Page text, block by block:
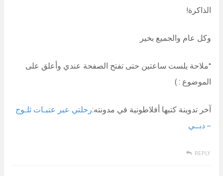
الذاكرة!
وكل عام والجميع بخير
*ملاحة يلست ساعتين حتى تفتح الصفحة عندي وأعلق على
الموضوع : )
آخر تدوينة كتبها أفلاطونية في مدونته:رحلتي عبر عتبـات ثلـوج
– دبــي
REPLY